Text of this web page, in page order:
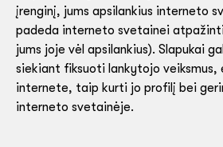
įrenginį, jums apsilankius interneto
padeda interneto svetainei
jums joje vėl apsilankius). Slapukai
siekiant fiksuoti lankytojo veiksmus,
internete, taip kurti jo profilį bei
interneto svetainėje.